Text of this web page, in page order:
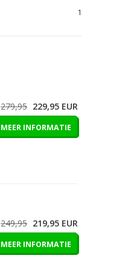
1
279,95 229,95 EUR
MEER INFORMATIE
249,95 219,95 EUR
MEER INFORMATIE